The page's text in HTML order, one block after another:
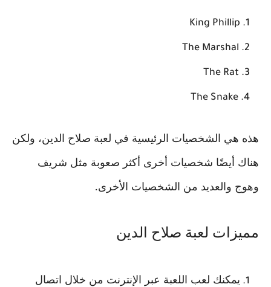
King Phillip
The Marshal
The Rat
The Snake
هذه هي الشخصيات الرئيسية في لعبة صلاح الدين، ولكن
هناك أيضًا شخصيات أخرى أكثر صعوبة مثل شريف
وهوج والعديد من الشخصيات الأخرى.
مميزات لعبة صلاح الدين
يمكنك لعب اللعبة عبر الإنترنت من خلال اتصال